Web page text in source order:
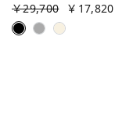
￥29,700 ￥17,820